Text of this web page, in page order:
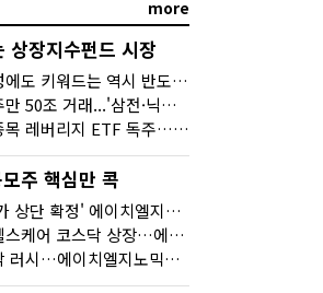
more
상장지수펀드 시장
변동성에도 키워드는 역시 반도체…신상품은 우주·방산
이번주만 50조 거래...'삼전·닉스 레버리지' 수익률은 -30%
단일종목 레버리지 ETF 독주…'증시 블랙홀'
주 핵심만 콕
'공모가 상단 확정' 에이치엘지노믹스 청약
레몬헬스케어 코스닥 상장…에이치엘지노믹스 수요예측
코스닥 러시…에이치엘지노믹스 수요예측·레메디 청약